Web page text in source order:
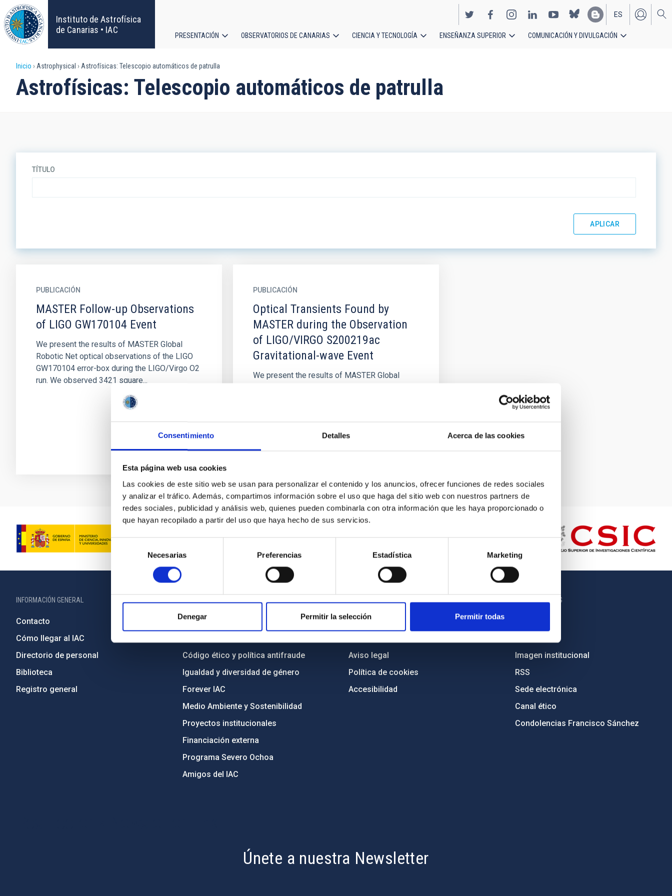
Consentimiento Detalles Acerca de las cookies
Esta página web usa cookies
Las cookies de este sitio web se usan para personalizar el contenido y los anuncios, ofrecer funciones de redes sociales
y analizar el tráfico. Además, compartimos información sobre el uso que haga del sitio web con nuestros partners de
redes sociales, publicidad y análisis web, quienes pueden combinarla con otra información que les haya proporcionado o
que hayan recopilado a partir del uso que haya hecho de sus servicios.
Selección
de
consentimiento
Necesarias Preferencias Estadística Marketing
Denegar Permitir la selección Permitir todas
Pasar
al
contenido
principal
Instituto de Astrofísica
de Canarias • IAC
EN
ES
principal
PRESENTACIÓN OBSERVATORIOS DE CANARIAS CIENCIA Y TECNOLOGÍA ENSEÑANZA SUPERIOR COMUNICACIÓN Y DIVULGACIÓN
Sobrescribir
enlaces
Inicio Astrophysical Astrofísicas: Telescopio automáticos de patrulla
Astrofísicas: Telescopio automáticos de patrulla
TÍTULO
PUBLICACIÓN
MASTER Follow-up Observations
of LIGO GW170104 Event
We present the results of MASTER Global
Robotic Net optical observations of the LIGO
GW170104 error-box during the LIGO/Virgo O2
run. We observed 3421 square...
PUBLICACIÓN
Optical Transients Found by
MASTER during the Observation
of LIGO/VIRGO S200219ac
Gravitational-wave Event
We present the results of MASTER Global
INFORMACIÓN GENERAL
Contacto
Cómo llegar al IAC
Directorio de personal
Biblioteca
Registro general
Legislación
Código ético y política antifraude
Igualdad y diversidad de género
Forever IAC
Medio Ambiente y Sostenibilidad
Proyectos institucionales
Financiación externa
Programa Severo Ochoa
Amigos del IAC
Mapa web
Aviso legal
Política de cookies
Accesibilidad
OTROS ENLACES
Imagen institucional
RSS
Sede electrónica
Canal ético
Condolencias Francisco Sánchez
Únete a nuestra Newsletter